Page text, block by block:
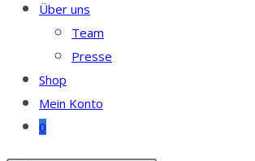
Über uns
Team
Presse
Shop
Mein Konto
0